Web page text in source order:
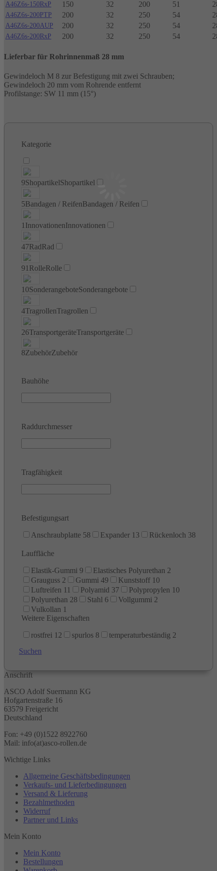
A46Z6s-150RxP 150 32 200 51
A46Z6s-200PTP 200 32 250 54
A46Z6s-200AUP 200 32 250 54
A46Z6s-200RxP 200 32 250 54
Lieferbar für Rohrinnenmaß 28 mm
Gewindeloch M 8 zur Befestigung mit zwei Schrauben;
Gewindeloch 20 mm vom Rohrende entfernt
Profilstange: SW 11 mm (15°)
Kategorie
9ShopartikelShopartikel
5Bandagen / ReifenBandagen / Reifen
1 InnovationenInnovationen
47RadRad
91 RolleRolle
10SonderangeboteSonderangebote
4TragrollenTragrollen
26TransportgeräteTransportgeräte
8ZubehörZubehör
Bauhöhe
Raddurchmesser
Tragfähigkeit
Befestigungsart
Anschraubplatte 58 Expander 13 Rückenloch 38
Lauffläche
Elastik-Gummi 9 Elastisches Polyurethan 2
Grauguss 2 Gummi 49 Kunststoff 10
Luftreifen 11 Polyamid 37 Polypropylen 10
Polyurethan 28 Stahl 6 Vollgummi 2
Vulkollan 1
Weitere Eigenschaften
rostfrei 12 spurlos 8 temperaturbeständig 2
Suchen
Anschrift
ASCO Adolf Suermann KG
Hofgartenstraße 16
63579 Freigericht
Deutschland
Fon: +49 (0)1522 8922760
Mail: info(at)asco-rollen.de
Wichtige Links
Allgemeine Geschäftsbedingungen
Verkaufs- und Lieferbedingungen
Versand & Lieferung
Bezahlmethoden
Widerruf
Partner und Links
Mein Konto
Mein Konto
Bestellungen